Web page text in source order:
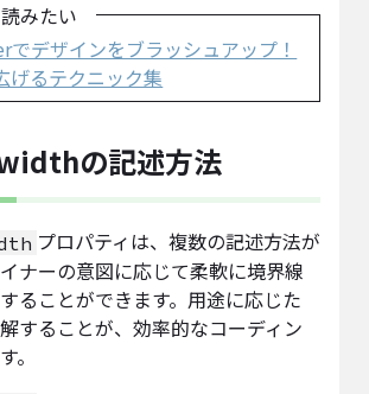
みたい
でデザインをブラッシュアップ！
げるテクニック集
の記述方法
プロパティは、複数の記述方法が
ナーの意図に応じて柔軟に境界線
ることができます。用途に応じた
することが、効率的なコーディン
。